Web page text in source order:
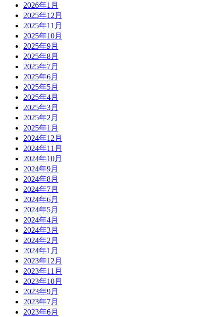
2026年1月
2025年12月
2025年11月
2025年10月
2025年9月
2025年8月
2025年7月
2025年6月
2025年5月
2025年4月
2025年3月
2025年2月
2025年1月
2024年12月
2024年11月
2024年10月
2024年9月
2024年8月
2024年7月
2024年6月
2024年5月
2024年4月
2024年3月
2024年2月
2024年1月
2023年12月
2023年11月
2023年10月
2023年9月
2023年7月
2023年6月